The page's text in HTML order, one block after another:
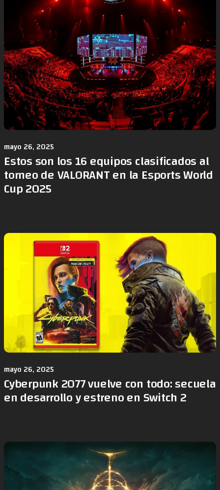
mayo 26, 2025
Estos son los 16 equipos clasificados al
torneo de VALORANT en la Esports World
Cup 2025
mayo 26, 2025
Cyberpunk 2077 vuelve con todo: secuela
en desarrollo y estreno en Switch 2